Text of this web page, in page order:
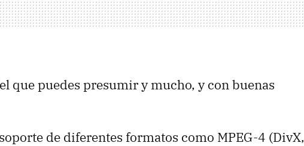
que puedes presumir y mucho, y con buenas
de diferentes formatos como MPEG-4 (DivX,